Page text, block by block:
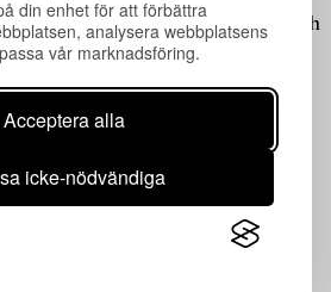
din enhet för att förbättra
analysera webbplatsens
vår marknadsföring.
Acceptera alla
icke-nödvändiga
började han ägna sig åt spiritism och
av sinnessjukdom. Under
ett stort antal visionära målningar
från sagornas och myternas värld.
främsta konstnärer genom tiderna.
på stora museer i Sverige samt i
samling teckningar av Ernst